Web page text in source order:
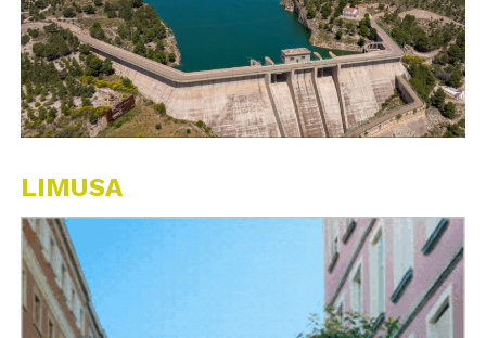
LIMUSA